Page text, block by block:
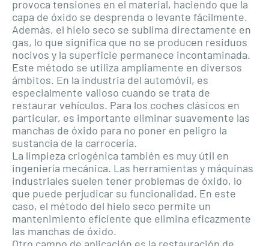
provoca tensiones en el material, haciendo que la
capa de óxido se desprenda o levante fácilmente.
Además, el hielo seco se sublima directamente en
gas, lo que significa que no se producen residuos
nocivos y la superficie permanece incontaminada.
Este método se utiliza ampliamente en diversos
ámbitos. En la industria del automóvil, es
especialmente valioso cuando se trata de
restaurar vehículos. Para los coches clásicos en
particular, es importante eliminar suavemente las
manchas de óxido para no poner en peligro la
sustancia de la carrocería.
La limpieza criogénica también es muy útil en
ingeniería mecánica. Las herramientas y máquinas
industriales suelen tener problemas de óxido, lo
que puede perjudicar su funcionalidad. En este
caso, el método del hielo seco permite un
mantenimiento eficiente que elimina eficazmente
las manchas de óxido.